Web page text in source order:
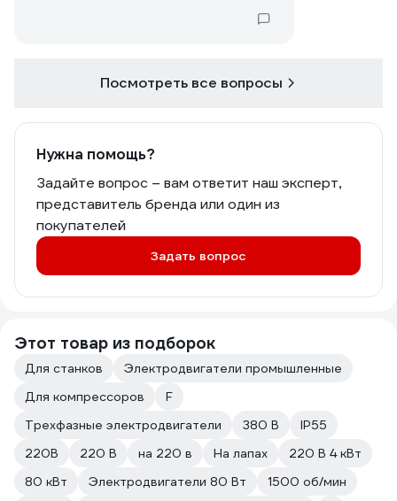
Посмотреть все вопросы
Нужна помощь?
Задайте вопрос – вам ответит наш эксперт,
представитель бренда или один из
покупателей
Задать вопрос
Этот товар из подборок
Для станков
Электродвигатели промышленные
Для компрессоров
F
Трехфазные электродвигатели
380 В
IP55
220В
220 В на 220 в На лапах
220 В 4 кВт
80 кВт
Электродвигатели 80 Вт
1500 об/мин